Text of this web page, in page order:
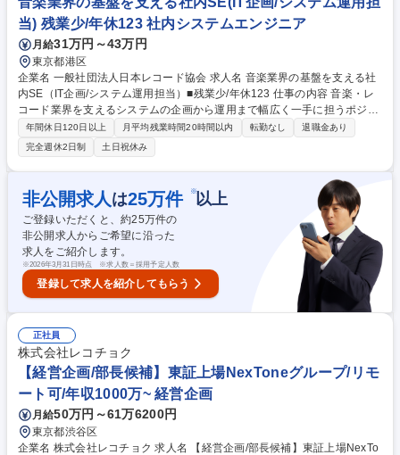
クトのリードを期待しております。 募集職種 【週3在宅OK】電子書籍ス
トアauブックパスのiOSアプリ内製開発を主導
当) 残業少/年休123 社内システムエンジニア
月給31万円～43万円
東京都港区
企業名 一般社団法人日本レコード協会 求人名 音楽業界の基盤を支える社
内SE（IT企画/システム運用担当）■残業少/年休123 仕事の内容 音楽・レ
コード業界を支えるシステムの企画から運用まで幅広く一手に担うポジシ
ョンです。■社内業務システムの企画・改善・運用：放送局等報告データ
の処理に関するシステム・放送二次使用料や複製料などの徴収・ 分配業務
に関するシステム・レコード産業の生産・統計に関するシステム・音源不
正利用等違法対策に関するシステム・その他 ■IT企画・システム導入：業
務効率化に向けたシステム改善の企画・新規システム導入の検討・推進・
外部ベンダーとの調整およびプロジェクト管理 ■IT基盤運用：社内ITイン
フラの運用管理・クラウドサービスの運用管理 ■デジタル化推進：社内業
務のデジタル化推進・システム内製化対応 募集職種 音楽業界の基盤を支
える社内SE（IT企画/システム運用担当）■残業少/年休123
年間休日120日以上 月平均残業時間20時間以内 転勤なし
退職金あり
完全週休2日制
土日祝休み
非公開求人 は25万件 ※以上
ご登録いただくと、約25万件の
非公開求人からご希望に沿った
求人をご紹介します。
※2026年3月31日時点 ※求人数＝採用予定人数
登録して求人を紹介してもらう
正社員
株式会社レコチョク
【経営企画/部長候補】東証上場NexToneグループ/リモ
ート可/年収1000万~ 経営企画
月給50万円～61万6200円
東京都渋谷区
企業名 株式会社レコチョク 求人名 【経営企画/部長候補】東証上場NexTo